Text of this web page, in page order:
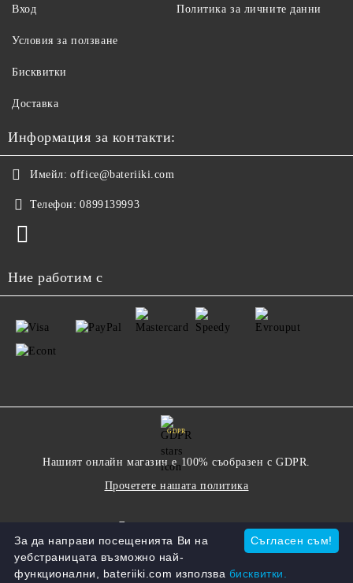
Вход Политика за личните данни
Условия за ползване
Бисквитки
Доставка
Информация за контакти:
Имейл: office@bateriiki.com
Телефон: 0899139993
Ние работим с
GDPR
Нашият онлайн магазин е 100% съобразен с GDPR.
Прочетете нашата политика
Онлайн магазин от SELITON
Съгласен съм!
За да направи посещенията Ви на
уебстраницата възможно най-
функционални, bateriiki.com използва бисквитки.